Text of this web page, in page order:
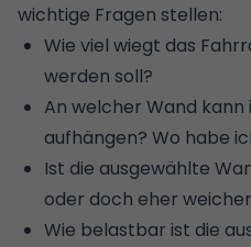
wichtige Fragen stellen:
Wie viel wiegt das
werden soll?
An welcher Wand kann
aufhängen? Wo habe
Ist die ausgewählte
oder doch eher
Wie belastbar ist die